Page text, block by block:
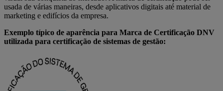
usada de várias maneiras, desde aplicativos digitais até material de
marketing e edifícios da empresa.
Exemplo típico de aparência para Marca de Certificação DNV
utilizada para certificação de sistemas de gestão: